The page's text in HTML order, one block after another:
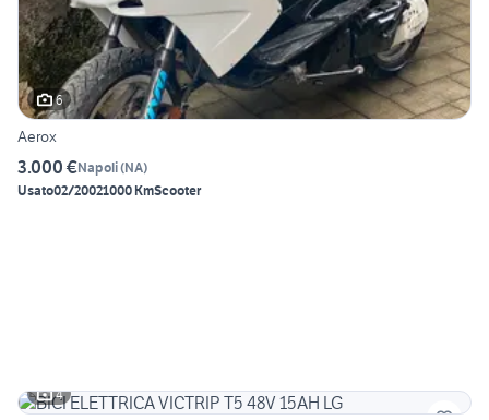
6
Aerox
3.000 €Napoli(NA)
Usato02/20021000 KmScooter
4